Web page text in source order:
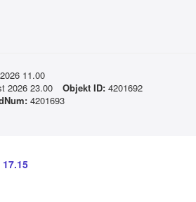
11.00
2026 23.00 Objekt ID: 4201692
4201693